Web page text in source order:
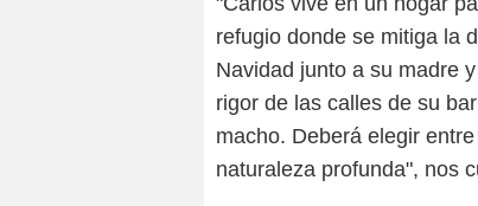
refugio donde se mitiga la
Navidad junto a su madre
rigor de las calles de su
macho. Deberá elegir
naturaleza profunda", nos